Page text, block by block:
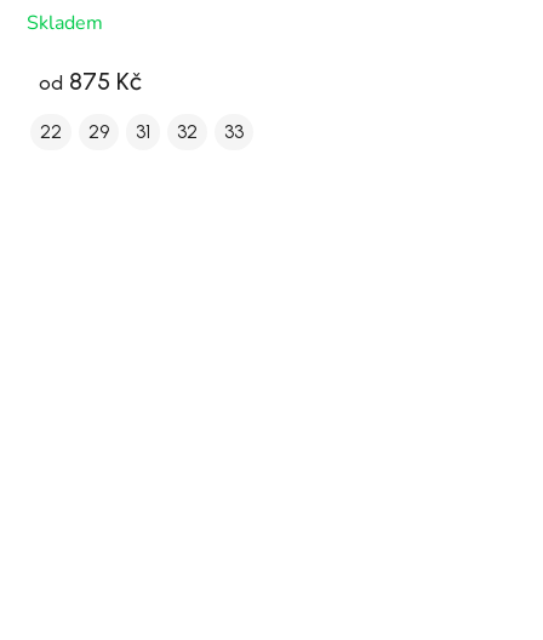
Skladem
od 875 Kč
22 29 31 32 33